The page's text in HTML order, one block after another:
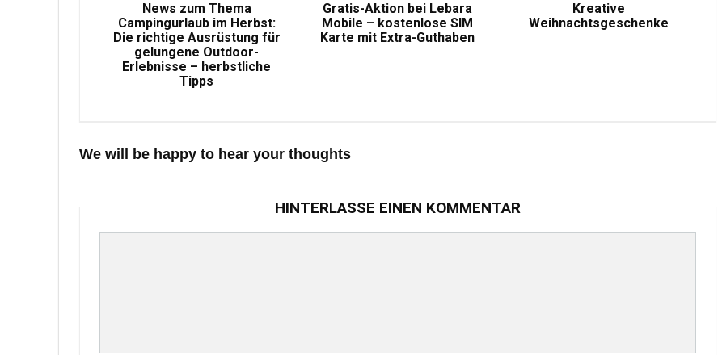
News zum Thema
Campingurlaub im Herbst:
Die richtige Ausrüstung für
gelungene Outdoor-
Erlebnisse – herbstliche
Tipps
Gratis-Aktion bei Lebara
Mobile – kostenlose SIM
Karte mit Extra-Guthaben
Kreative
Weihnachtsgeschenke
We will be happy to hear your thoughts
HINTERLASSE EINEN KOMMENTAR